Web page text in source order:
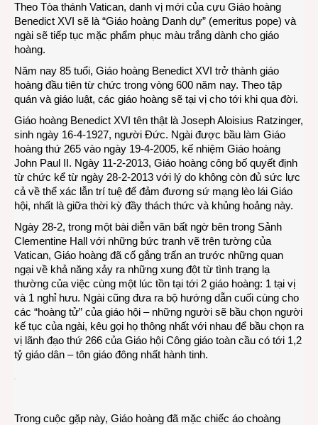
Theo Tòa thánh Vatican, danh vị mới của cựu Giáo hoàng
Benedict XVI sẽ là “Giáo hoàng Danh dự” (emeritus pope) và
ngài sẽ tiếp tục mặc phẩm phục màu trắng dành cho giáo
hoàng.
Năm nay 85 tuổi, Giáo hoàng Benedict XVI trở thành giáo
hoàng đầu tiên từ chức trong vòng 600 năm nay. Theo tập
quán và giáo luật, các giáo hoàng sẽ tại vị cho tới khi qua đời.
Giáo hoàng Benedict XVI tên thật là Joseph Aloisius Ratzinger,
sinh ngày 16-4-1927, người Đức. Ngài được bầu làm Giáo
hoàng thứ 265 vào ngày 19-4-2005, kế nhiệm Giáo hoàng
John Paul II. Ngày 11-2-2013, Giáo hoàng công bố quyết định
từ chức kể từ ngày 28-2-2013 với lý do không còn đủ sức lực
cả về thể xác lẫn trí tuệ để đảm đương sứ mạng lèo lái Giáo
hội, nhất là giữa thời kỳ đầy thách thức và khủng hoảng này.
Ngày 28-2, trong một bài diễn văn bất ngờ bên trong Sảnh
Clementine Hall với những bức tranh vẽ trên tường của
Vatican, Giáo hoàng đã cố gắng trấn an trước những quan
ngại về khả năng xảy ra những xung đột từ tình trạng lạ
thường của việc cùng một lúc tồn tại tới 2 giáo hoàng: 1 tại vị
và 1 nghỉ hưu. Ngài cũng đưa ra bộ hướng dẫn cuối cùng cho
các “hoàng tử” của giáo hội – những người sẽ bầu chọn người
kế tục của ngài, kêu gọi họ thông nhất với nhau để bầu chọn ra
vị lãnh đạo thứ 266 của Giáo hội Công giáo toàn cầu có tới 1,2
tỷ giáo dân – tôn giáo đông nhất hành tinh.
Trong cuộc gặp này, Giáo hoàng đã mặc chiếc áo choàng